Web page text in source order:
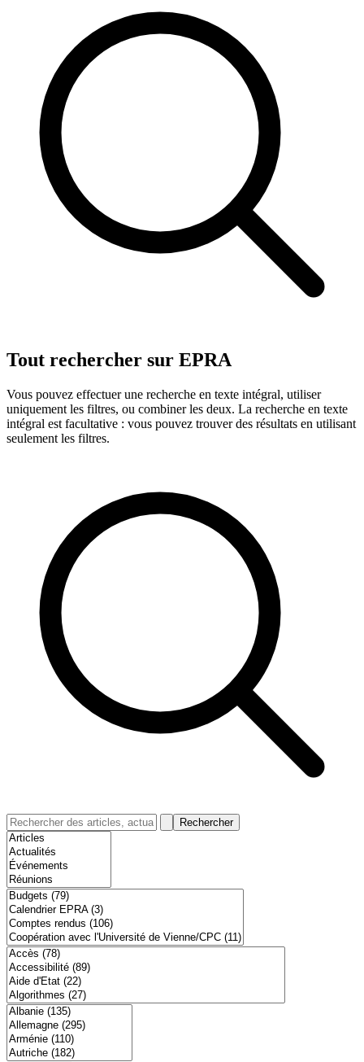
Tout rechercher sur EPRA
Vous pouvez effectuer une recherche en texte intégral, utiliser
uniquement les filtres, ou combiner les deux. La recherche en texte
intégral est facultative : vous pouvez trouver des résultats en utilisant
seulement les filtres.
Rechercher